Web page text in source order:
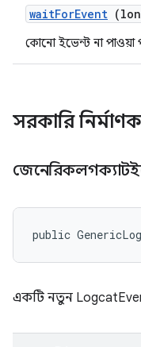
waitForEvent
কোনো ইভেন্ট না পাওয়া
সরকারি
public
একটি নতুন